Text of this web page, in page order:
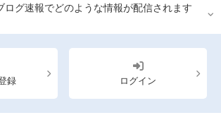
ログ速報でどのような情報が配信されます
録 ログイン